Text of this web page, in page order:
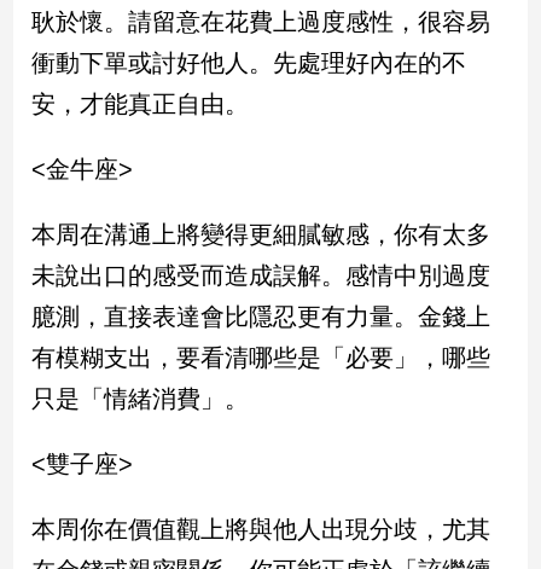
觀
兩
國
際
社
會/
方
新
病
毒
區
耿於懷。請留意在花費上過度感性，很容易
衝動下單或討好他人。先處理好內在的不
安，才能真正自由。
<金牛座>
本周在溝通上將變得更細膩敏感，你有太多
未說出口的感受而造成誤解。感情中別過度
臆測，直接表達會比隱忍更有力量。金錢上
有模糊支出，要看清哪些是「必要」，哪些
只是「情緒消費」。
<雙子座>
本周你在價值觀上將與他人出現分歧，尤其